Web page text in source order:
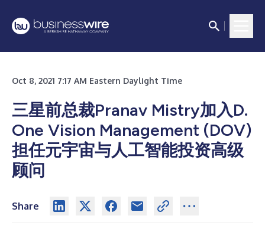
Oct 8, 2021 7:17 AM Eastern Daylight Time
三星前总裁Pranav Mistry加入D.
One Vision Management (DOV)
担任元宇宙与人工智能投资高级
顾问
Share